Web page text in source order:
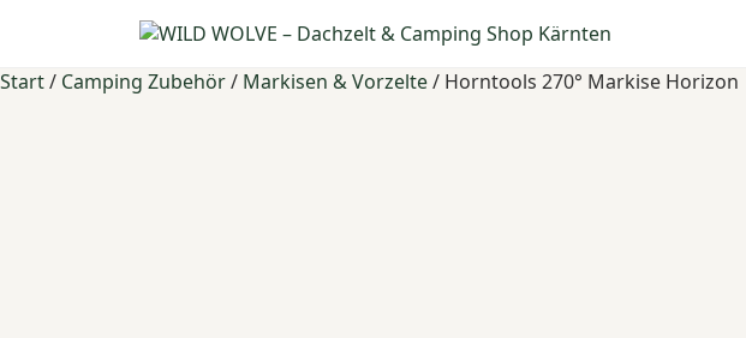
Start/ Camping Zubehör/ Markisen & Vorzelte/ Horntools 270° Markise Horizon